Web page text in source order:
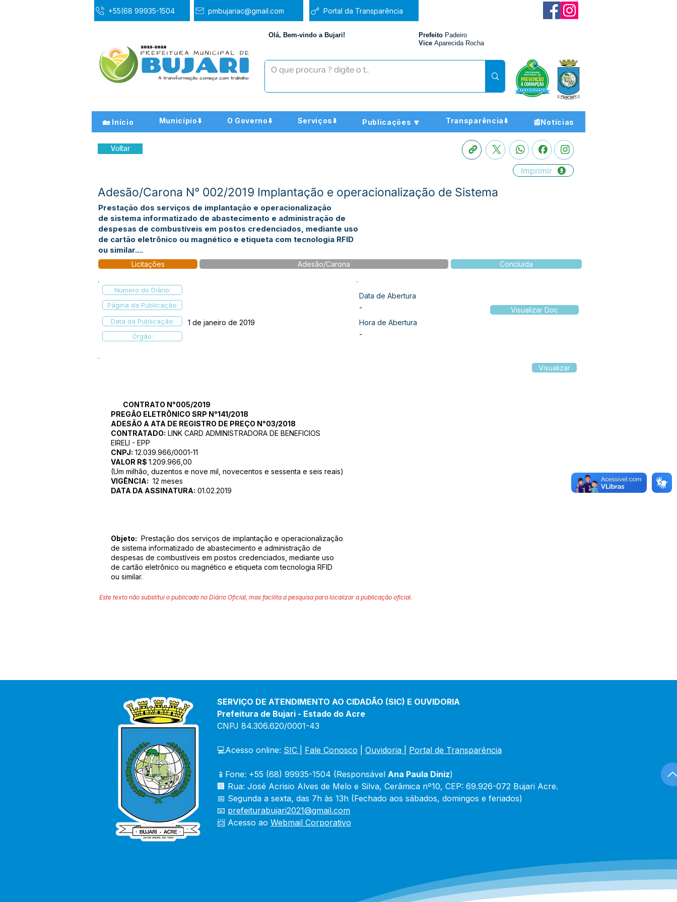
+55(68 99935-1504 pmbujariac@gmail.com Portal da Transparência
Olá, Bem-vindo a Bujari! Prefeito Padeiro
Vice Aparecida Rocha
🏡 Início Município⬇️ O Governo⬇️ Serviços⬇️ Publicações 🔽 Transparência⬇️ 📰Notícias
Voltar
Imprimir
Adesão/Carona N° 002/2019 Implantação e operacionalização de Sistema
Prestação dos serviços de implantação e operacionalização
de sistema informatizado de abastecimento e administração de
despesas de combustíveis em postos credenciados, mediante uso
de cartão eletrônico ou magnético e etiqueta com tecnologia RFID
ou similar....
Licitações Adesão/Carona Concluída
Número do Diário:
Página da Publicação:
Data da Publicação:
1 de janeiro de 2019
Órgão:
Data de Abertura
-
Hora de Abertura
-
Visualizar Doc
Visualizar
CONTRATO N°005/2019
PREGÃO ELETRÔNICO SRP N°141/2018
ADESÃO A ATA DE REGISTRO DE PREÇO N°03/2018
CONTRATADO: LINK CARD ADMINISTRADORA DE BENEFICIOS
EIRELI - EPP
CNPJ: 12.039.966/0001-11
VALOR R$ 1.209.966,00
(Um milhão, duzentos e nove mil, novecentos e sessenta e seis reais)
VIGÊNCIA: 12 meses
DATA DA ASSINATURA: 01.02.2019
Objeto: Prestação dos serviços de implantação e operacionalização
de sistema informatizado de abastecimento e administração de
despesas de combustíveis em postos credenciados, mediante uso
de cartão eletrônico ou magnético e etiqueta com tecnologia RFID
ou similar.
Este texto não substitui o publicado no Diário Oficial, mas facilita a pesquisa para localizar a publicação oficial.
SERVIÇO DE ATENDIMENTO AO CIDADÃO (SIC) E OUVIDORIA
Prefeitura de Bujari - Estado do Acre
CNPJ 84.306.620/0001-43
💻Acesso online: SIC Fale Conosco Ouvidoria Portal de Transparência
📱Fone: +55 (68) 99935-1504 (Responsável Ana Paula Diniz)
🏢 Rua: José Acrisio Alves de Melo e Silva, Cerâmica nº10, CEP: 69.926-072 Bujari Acre.
📅 Segunda a sexta, das 7h às 13h (Fechado aos sábados, domingos e feriados)
📧 prefeiturabujari2021@gmail.com
📨 Acesso ao Webmail Corporativo